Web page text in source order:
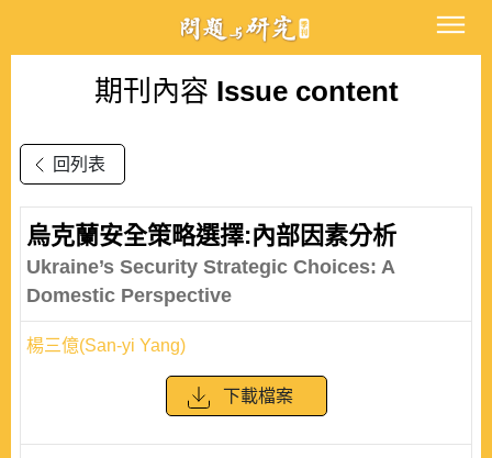
期刊內容 Issue content
回列表
烏克蘭安全策略選擇:內部因素分析
Ukraine’s Security Strategic Choices: A
Domestic Perspective
楊三億(San-yi Yang)
下載檔案